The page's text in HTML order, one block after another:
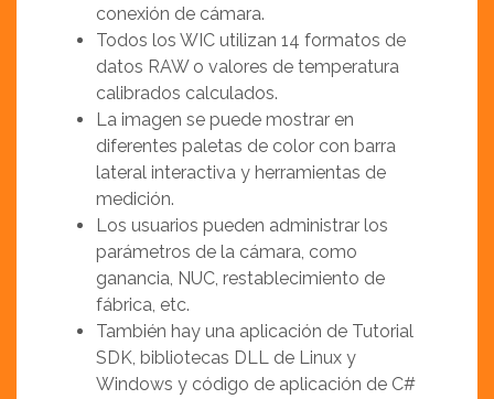
conexión de cámara.
Todos los WIC utilizan 14 formatos de
datos RAW o valores de temperatura
calibrados calculados.
La imagen se puede mostrar en
diferentes paletas de color con barra
lateral interactiva y herramientas de
medición.
Los usuarios pueden administrar los
parámetros de la cámara, como
ganancia, NUC, restablecimiento de
fábrica, etc.
También hay una aplicación de Tutorial
SDK, bibliotecas DLL de Linux y
Windows y código de aplicación de C#